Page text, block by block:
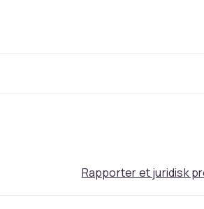
Rapporter et juridisk